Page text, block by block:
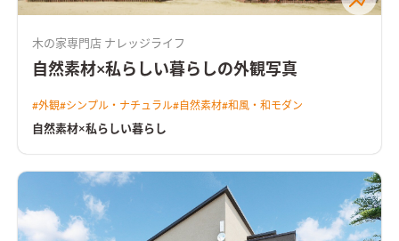
木の家専門店 ナレッジライフ
自然素材×私らしい暮らしの外観写真
#外観#シンプル・ナチュラル#自然素材#和風・和モダン
自然素材×私らしい暮らし